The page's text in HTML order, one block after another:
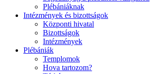
Plébániáknak
Intézmények és bizottságok
Központi hivatal
Bizottságok
Intézmények
Plébániák
Templomok
Hova tartozom?